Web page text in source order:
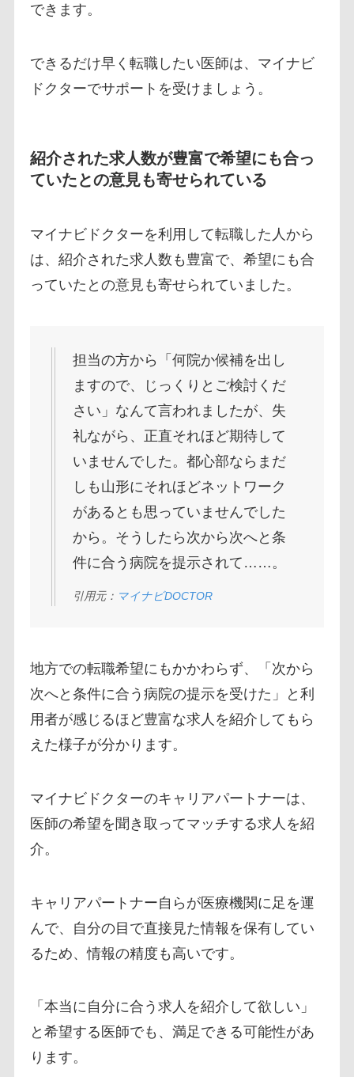
できます。
できるだけ早く転職したい医師は、マイナビ
ドクターでサポートを受けましょう。
紹介された求人数が豊富で希望にも合っ
ていたとの意見も寄せられている
マイナビドクターを利用して転職した人から
は、紹介された求人数も豊富で、希望にも合
っていたとの意見も寄せられていました。
担当の方から「何院か候補を出し
ますので、じっくりとご検討くだ
さい」なんて言われましたが、失
礼ながら、正直それほど期待して
いませんでした。都心部ならまだ
しも山形にそれほどネットワーク
があるとも思っていませんでした
から。そうしたら次から次へと条
件に合う病院を提示されて……。
引用元： マイナビDOCTOR
地方での転職希望にもかかわらず、「次から
次へと条件に合う病院の提示を受けた」と利
用者が感じるほど豊富な求人を紹介してもら
えた様子が分かります。
マイナビドクターのキャリアパートナーは、
医師の希望を聞き取ってマッチする求人を紹
介。
キャリアパートナー自らが医療機関に足を運
んで、自分の目で直接見た情報を保有してい
るため、情報の精度も高いです。
「本当に自分に合う求人を紹介して欲しい」
と希望する医師でも、満足できる可能性があ
ります。